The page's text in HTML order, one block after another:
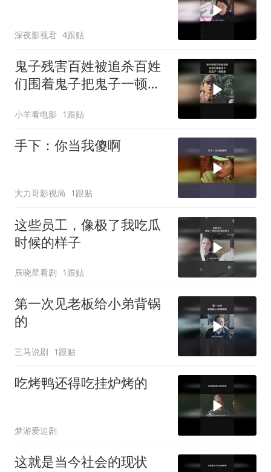
深夜影视君 4跟贴
鬼子残害百姓被追杀百姓
们围着鬼子把鬼子一顿暴
小羊看电影 1跟贴
手下：你当我傻啊
大力哥影视局 1跟贴
这些员工，像极了我吃瓜
时候的样子
辰晓星看剧 1跟贴
第一次见老板给小弟背锅
的
三马说剧 1跟贴
吃烤鸭还得吃挂炉烤的
梦游爱追剧
这就是当今社会的现状